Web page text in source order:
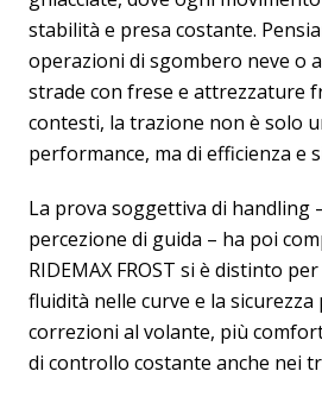
stabilità e presa costante.
operazioni di sgombero neve o
strade con frese e attrezzature
contesti, la trazione non è solo
performance, ma di efficienza e
La prova soggettiva di handling
percezione di guida – ha poi
RIDEMAX FROST si è distinto
fluidità nelle curve e la
correzioni al volante, più
di controllo costante anche nei